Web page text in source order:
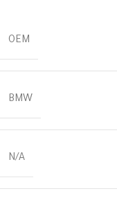
OEM
BMW
N/A